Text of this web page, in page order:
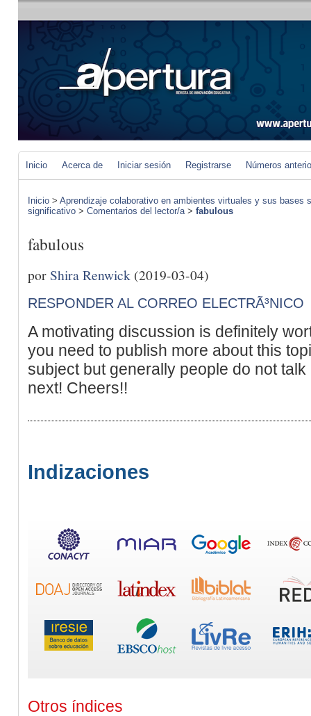
Inicio Acerca de Iniciar sesión Registrarse Números
Inicio > Aprendizaje colaborativo en ambientes virtuales y sus
significativo > Comentarios del lector/a> fabulous
fabulous
porShira Renwick (2019-03-04)
RESPONDER AL CORREO ELECTRÃ³NICO
A motivating discussion is definitely
you need to publish more about this
subject but generally people do not
next! Cheers!!
Indizaciones
Otros índices